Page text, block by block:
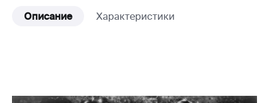
Описание Характеристики